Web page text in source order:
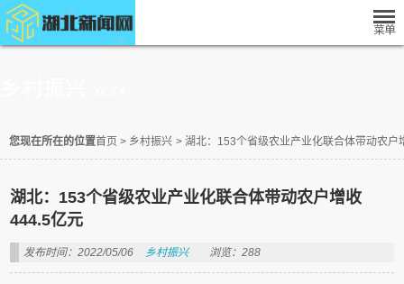
您现在所在的位置首页 > 乡村振兴 > 湖北：153个省级农业产业化联合体带动农户
湖北：153个省级农业产业化联合体带动农户增收
444.5亿元
发布时间：2022/05/06 乡村振兴 浏览：288